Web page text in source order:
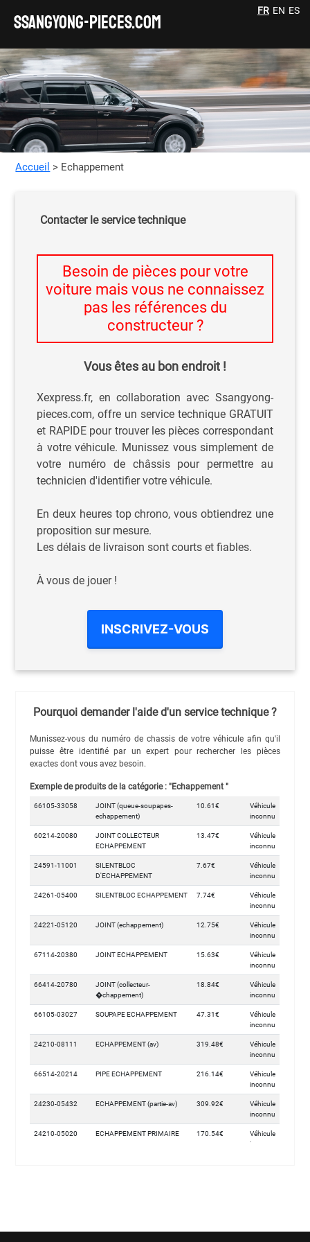
SSANGYONG-pieces.com
FR EN ES
Accueil > Echappement
Contacter le service technique
Besoin de pièces pour votre
voiture mais vous ne connaissez
pas les références du
constructeur ?
Vous êtes au bon endroit !
Xexpress.fr, en collaboration avec Ssangyong-
pieces.com, offre un service technique GRATUIT
et RAPIDE pour trouver les pièces correspondant
à votre véhicule. Munissez vous simplement de
votre numéro de châssis pour permettre au
technicien d'identifier votre véhicule.
En deux heures top chrono, vous obtiendrez une
proposition sur mesure.
Les délais de livraison sont courts et fiables.
À vous de jouer !
INSCRIVEZ-VOUS
Pourquoi demander l'aide d'un service technique ?
Munissez-vous du numéro de chassis de votre véhicule afin qu'il
puisse être identifié par un expert pour rechercher les pièces
exactes dont vous avez besoin.
Exemple de produits de la catégorie : "Echappement "
66105-33058
JOINT (queue-soupapes-
echappement)
10.61€
Véhicule
inconnu
60214-20080
JOINT COLLECTEUR
ECHAPPEMENT
13.47€
Véhicule
inconnu
24591-11001
SILENTBLOC
D'ECHAPPEMENT
7.67€
Véhicule
inconnu
24261-05400 SILENTBLOC ECHAPPEMENT 7.74€
Véhicule
inconnu
24221-05120 JOINT (echappement) 12.75€
Véhicule
inconnu
67114-20380 JOINT ECHAPPEMENT 15.63€
Véhicule
inconnu
66414-20780
JOINT (collecteur-
�chappement)
18.84€
Véhicule
inconnu
66105-03027 SOUPAPE ECHAPPEMENT 47.31€
Véhicule
inconnu
24210-08111 ECHAPPEMENT (av) 319.48€
Véhicule
inconnu
66514-20214 PIPE ECHAPPEMENT 216.14€
Véhicule
inconnu
24230-05432 ECHAPPEMENT (partie-av) 309.92€
Véhicule
inconnu
24210-05020 ECHAPPEMENT PRIMAIRE 170.54€
Véhicule
inconnu
inconnu